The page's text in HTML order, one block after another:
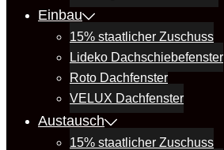
Einbau
15% staatlicher Zuschuss
Lideko Dachschiebefenster
Roto Dachfenster
VELUX Dachfenster
Austausch
15% staatlicher Zuschuss